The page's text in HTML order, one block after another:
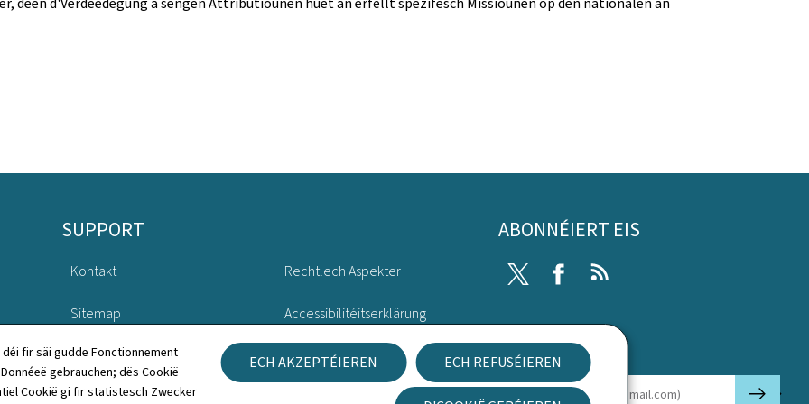
fir säi gudde Fonctionnement
gebrauchen; dës Cookië
Cookië gi fir statistesch Zwecker
ECH AKZEPTÉIEREN ECH REFUSÉIEREN
SUPPORT
Kontakt
Sitemap
Iwwert dës Websäit
Rechtlech Aspekter
Accessibilitéitserklärung
Gestioun vu Cookien
ABONNÉIERT EIS
Twitter Facebook
Newsletter
🡒